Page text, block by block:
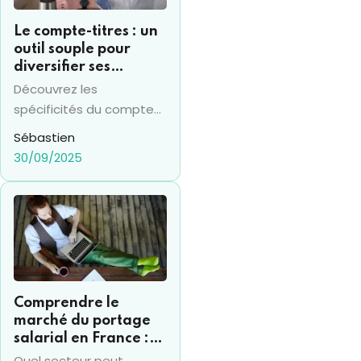
Le compte-titres : un
outil souple pour
diversifier ses
investissements
financiers
Découvrez les
spécificités du compte
titres en 2025 et sa
différence avec le PEA,
Sébastien
30/09/2025
Comprendre le
marché du portage
salarial en France :
chiffres clés et